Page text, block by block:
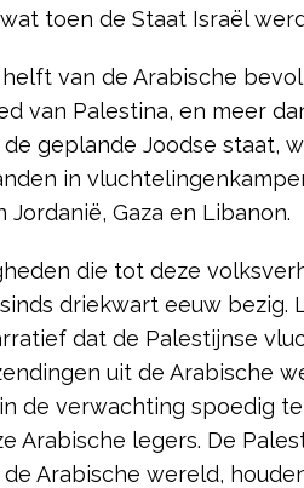
toen de Staat Israël
van de Arabische
van Palestina, en meer
geplande Joodse staat,
in
Gaza en Libanon.
die tot deze
driekwart eeuw bezig.
dat de Palestijnse
uit de Arabische
de verwachting spoedig
Arabische legers. De
Arabische wereld,